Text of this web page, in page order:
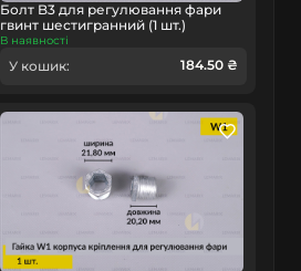
Болт B3 для регулювання фари
гвинт шестигранний (1 шт.)
В наявності
У кошик: 184.50 ₴